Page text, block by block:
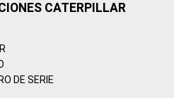
CATERPILLAR
DE SERIE